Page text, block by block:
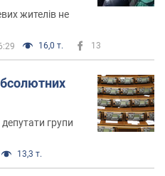
жителів не
16,0 т. 13
групи
13,3 т.